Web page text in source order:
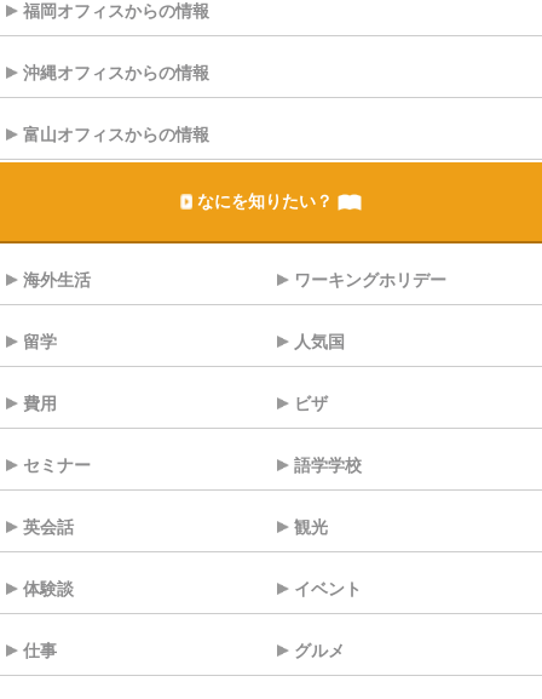
福岡オフィスからの情報
沖縄オフィスからの情報
富山オフィスからの情報
なにを知りたい？
海外生活 ワーキングホリデー
留学 人気国
費用 ビザ
セミナー 語学学校
英会話 観光
体験談 イベント
仕事 グルメ